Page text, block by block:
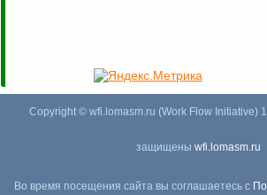
Copyright © wfi.lomasm.ru (Work Flow Initiative)
защищены wfi.lomasm.ru
Во время посещения сайта вы соглашаетесь с